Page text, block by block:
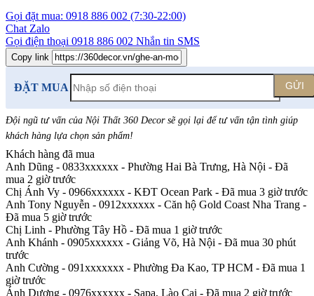
Gọi đặt mua: 0918 886 002 (7:30-22:00)
Chat Zalo
Gọi điện thoại 0918 886 002 Nhắn tin SMS
Copy link
ĐẶT MUA GỬI
Đội ngũ tư vấn của Nội Thất 360 Decor sẽ gọi lại để tư vấn tận tình giúp
khách hàng lựa chọn sản phẩm!
Khách hàng đã mua
Anh Dũng - 0833xxxxxx - Phường Hai Bà Trưng, Hà Nội - Đã
mua 2 giờ trước
Chị Ánh Vy - 0966xxxxxx - KĐT Ocean Park - Đã mua 3 giờ trước
Anh Tony Nguyễn - 0912xxxxxx - Căn hộ Gold Coast Nha Trang -
Đã mua 5 giờ trước
Chị Linh - Phường Tây Hồ - Đã mua 1 giờ trước
Anh Khánh - 0905xxxxxx - Giảng Võ, Hà Nội - Đã mua 30 phút
trước
Anh Cường - 091xxxxxxx - Phường Đa Kao, TP HCM - Đã mua 1
giờ trước
Ánh Dương - 0976xxxxxx - Sapa, Lào Cai - Đã mua 2 giờ trước